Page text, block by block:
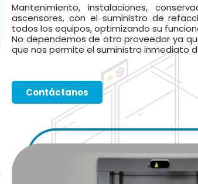
Mantenimiento, instalaciones,
ascensores, con el suministro de
todos los equipos, optimizando su
No dependemos de otro proveedor ya
que nos permite el suministro inmediato
Contáctanos